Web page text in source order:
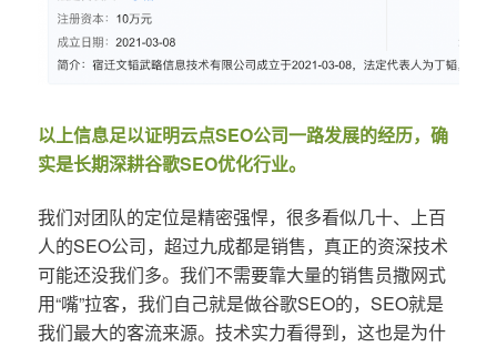
以上信息足以证明云点SEO公司一路发展的经历，确
实是长期深耕谷歌SEO优化行业。
我们对团队的定位是精密强悍，很多看似几十、上百
人的SEO公司，超过九成都是销售，真正的资深技术
可能还没我们多。我们不需要靠大量的销售员撒网式
用“嘴”拉客，我们自己就是做谷歌SEO的，SEO就是
我们最大的客流来源。技术实力看得到，这也是为什